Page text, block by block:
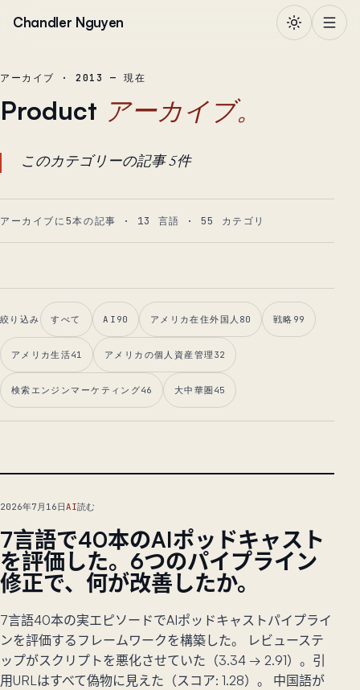
Chandler Nguyen
アーカイブ · 2013 — 現在
Product アーカイブ。
このカテゴリーの記事 5件
アーカイブに5本の記事 · 13 言語 · 55 カテゴリ
絞り込み すべて AI 90 アメリカ在住外国人 80 戦略 99
アメリカ生活41 アメリカの個人資産管理 32
検索エンジンマーケティング46 大中華圏 45
2026年7月16日AI読む
7言語で40本のAIポッドキャスト
を評価した。6つのパイプライン
修正で、何が改善したか。
7言語40本の実エピソードでAIポッドキャストパイプライ
ンを評価するフレームワークを構築した。 レビューステ
ップがスクリプトを悪化させていた（3.34 → 2.91）。引
用URLはすべて偽物に見えた（スコア: 1.28）。 中国語が